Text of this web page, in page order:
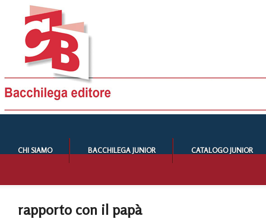
CHI SIAMO BACCHILEGA JUNIOR CATALOGO JUNIOR
rapporto con il papà